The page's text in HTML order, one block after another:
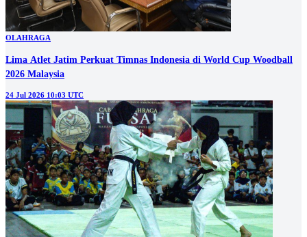
OLAHRAGA
Lima Atlet Jatim Perkuat Timnas Indonesia di World Cup Woodball
2026 Malaysia
24 Jul 2026 10:03 UTC